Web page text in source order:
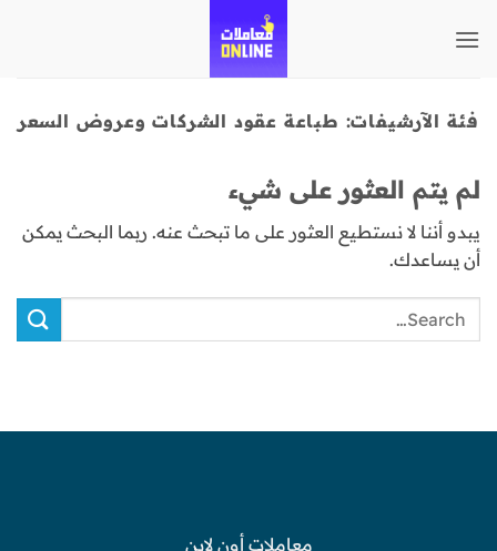
للمحتوى
فئة الآرشيفات: طباعة عقود الشركات وعروض السعر
لم يتم العثور على شيء
يبدو أننا لا نستطيع العثور على ما تبحث عنه. ربما البحث يمكن
أن يساعدك.
معاملات أون لاين